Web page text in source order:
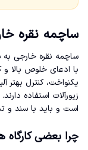
ساچمه نقره
ساچمه نقره خارجی به
با ادعای خلوص بالا
یکنواخت، کنترل
زیورآلات استفاده
است و باید با سند و
چرا بعضی کارگاه